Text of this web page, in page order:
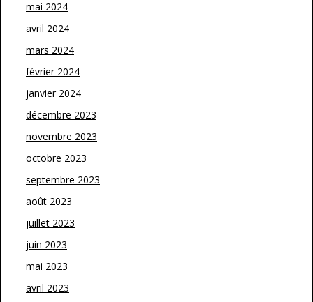
mai 2024
avril 2024
mars 2024
février 2024
janvier 2024
décembre 2023
novembre 2023
octobre 2023
septembre 2023
août 2023
juillet 2023
juin 2023
mai 2023
avril 2023